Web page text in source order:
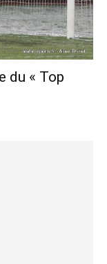
du « Top